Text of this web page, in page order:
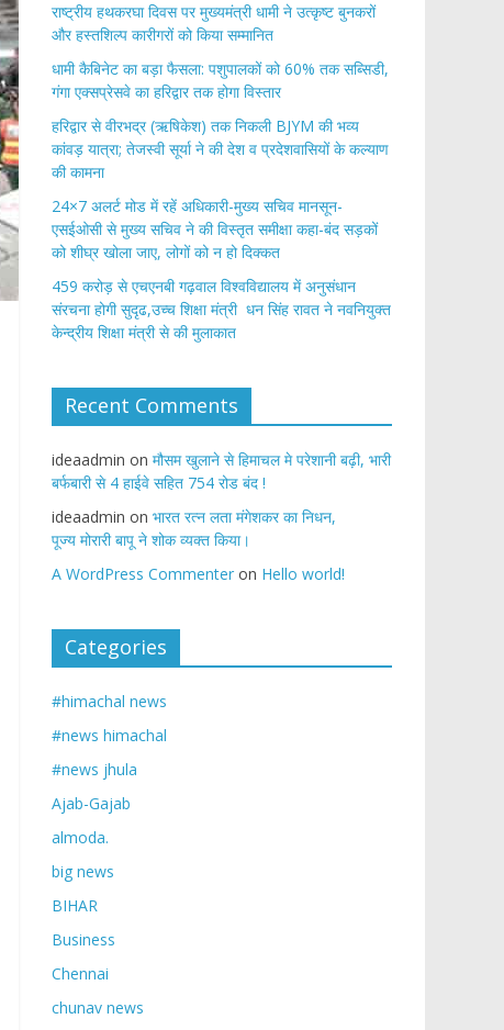
राष्ट्रीय हथकरघा दिवस पर मुख्यमंत्री धामी ने उत्कृष्ट बुनकरों
और हस्तशिल्प कारीगरों को किया सम्मानित
​धामी कैबिनेट का बड़ा फैसला: पशुपालकों को 60% तक सब्सिडी,
गंगा एक्सप्रेसवे का हरिद्वार तक होगा विस्तार
​हरिद्वार से वीरभद्र (ऋषिकेश) तक निकली BJYM की भव्य
कांवड़ यात्रा; तेजस्वी सूर्या ने की देश व प्रदेशवासियों के कल्याण
की कामना
24×7 अलर्ट मोड में रहें अधिकारी-मुख्य सचिव मानसून-
एसईओसी से मुख्य सचिव ने की विस्तृत समीक्षा कहा-बंद सड़कों
को शीघ्र खोला जाए, लोगों को न हो दिक्कत
459 करोड़ से एचएनबी गढ़वाल विश्वविद्यालय में अनुसंधान
संरचना होगी सुदृढ,उच्च शिक्षा मंत्री धन सिंह रावत ने नवनियुक्त
केन्द्रीय शिक्षा मंत्री से की मुलाकात
Recent Comments
ideaadmin on मौसम खुलाने से हिमाचल मे परेशानी बढ़ी, भारी
बर्फबारी से 4 हाईवे सहित 754 रोड बंद !
ideaadmin on भारत रत्न लता मंगेशकर का निधन,
पूज्य मोरारी बापू ने शोक व्यक्त किया।
A WordPress Commenter on Hello world!
Categories
#himachal news
#news himachal
#news jhula
Ajab-Gajab
almoda.
big news
BIHAR
Business
Chennai
chunav news